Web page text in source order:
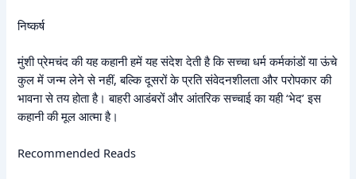
निष्कर्ष
मुंशी प्रेमचंद की यह कहानी हमें यह संदेश देती है कि सच्चा धर्म कर्मकांडों या ऊंचे
कुल में जन्म लेने से नहीं, बल्कि दूसरों के प्रति संवेदनशीलता और परोपकार की
भावना से तय होता है। बाहरी आडंबरों और आंतरिक सच्चाई का यही ‘भेद’ इस
कहानी की मूल आत्मा है।
Recommended Reads